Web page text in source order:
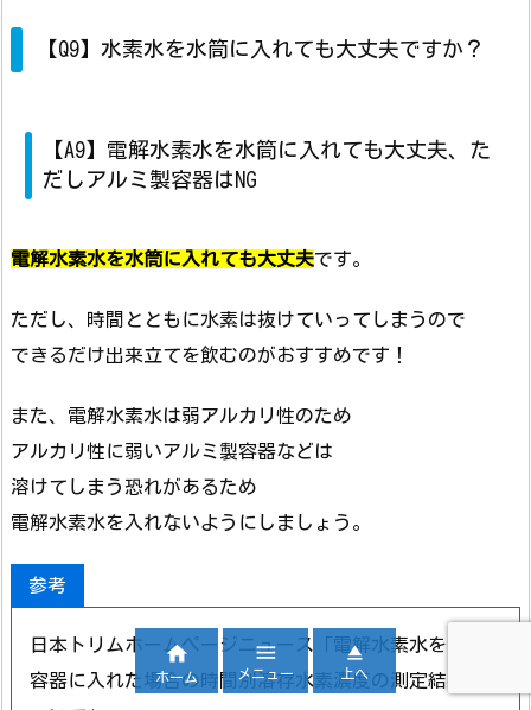
【Q9】水素水を水筒に入れても大丈夫ですか？
【A9】電解水素水を水筒に入れても大丈夫、た
だしアルミ製容器はNG
電解水素水を水筒に入れても大丈夫です。
ただし、時間とともに水素は抜けていってしまうので
できるだけ出来立てを飲むのがおすすめです！
また、電解水素水は弱アルカリ性のため
アルカリ性に弱いアルミ製容器などは
溶けてしまう恐れがあるため
電解水素水を入れないようにしましょう。
参考
日本トリムホームページニュース「電解水素水を保存
容器に入れた場合の時間別溶存水素濃度の測定結果に

ホーム

メニュー

上へ